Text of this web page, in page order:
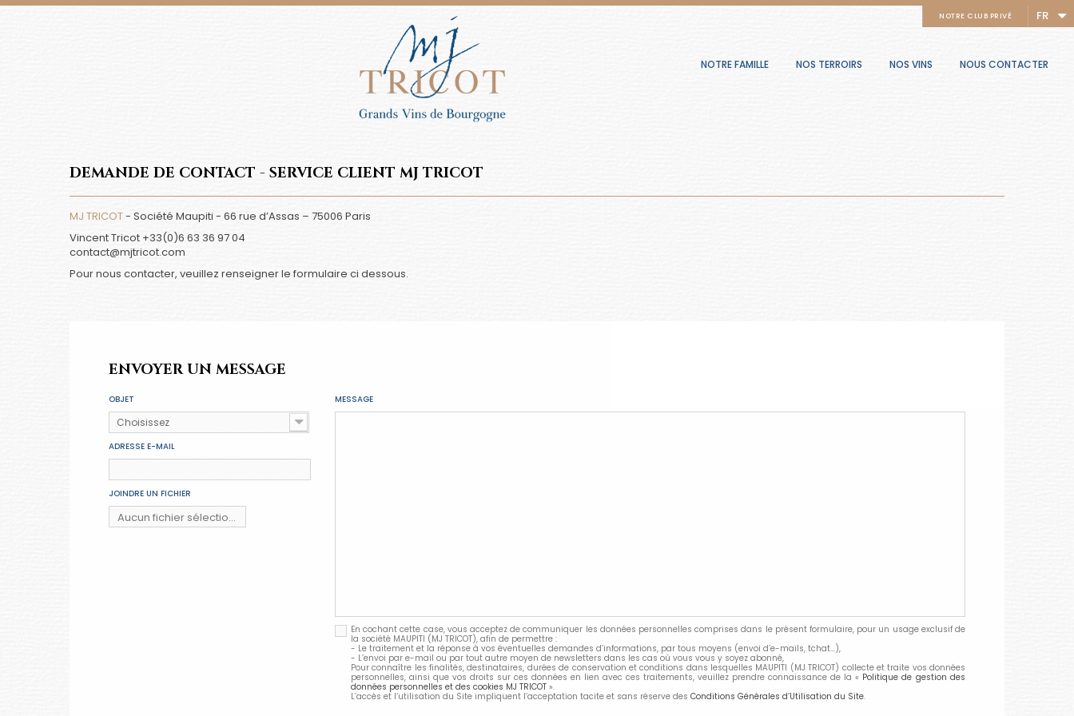
FR
NOTRE CLUB PRIVÉ
NOTRE FAMILLE NOS TERROIRS NOS VINS NOUS CONTACTER
DEMANDE DE CONTACT - SERVICE CLIENT MJ TRICOT
MJ TRICOT- Société Maupiti - 66 rue d’Assas – 75006 Paris
Vincent Tricot +33(0)6 63 36 97 04
contact@mjtricot.com
Pour nous contacter, veuillez renseigner le formulaire ci dessous.
ENVOYER UN MESSAGE
OBJET
Choisissez
ADRESSE E-MAIL
JOINDRE UN FICHIER
Aucun fichier sélectionné
MESSAGE
En cochant cette case, vous acceptez de communiquer les données personnelles comprises dans le présent formulaire, pour un usage exclusif de
la société MAUPITI (MJ TRICOT), afin de permettre :
- Le traitement et la réponse à vos éventuelles demandes d’informations, par tous moyens (envoi d’e-mails, tchat…),
- L’envoi par e-mail ou par tout autre moyen de newsletters dans les cas où vous vous y soyez abonné,
Pour connaître les finalités, destinataires, durées de conservation et conditions dans lesquelles MAUPITI (MJ TRICOT) collecte et traite vos données
personnelles, ainsi que vos droits sur ces données en lien avec ces traitements, veuillez prendre connaissance de la « Politique de gestion des
données personnelles et des cookies MJ TRICOT ».
L’accès et l’utilisation du Site impliquent l’acceptation tacite et sans réserve des Conditions Générales d’Utilisation du Site.